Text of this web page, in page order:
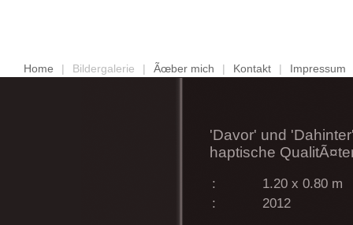
Home | Bildergalerie | Ãœber mich | Kontakt | Impressum
'Davor' und
haptische
:
1.20 x 0.80 m
:
2012